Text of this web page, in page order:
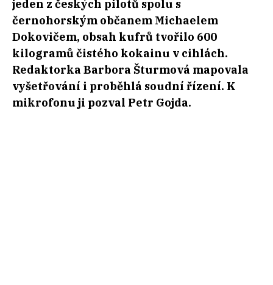
jeden z českých pilotů spolu s
černohorským občanem Michaelem
Dokovičem, obsah kufrů tvořilo 600
kilogramů čistého kokainu v cihlách.
Redaktorka Barbora Šturmová mapovala
vyšetřování i proběhlá soudní řízení. K
mikrofonu ji pozval Petr Gojda.